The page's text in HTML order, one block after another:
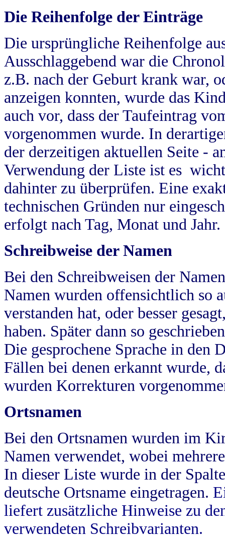
Die Reihenfolge der Einträge
Die ursprüngliche Reihenfolge
Ausschlaggebend war die
z.B. nach der Geburt krank war,
anzeigen konnten, wurde das
auch vor, dass der Taufeintrag
vorgenommen wurde. In
der derzeitigen aktuellen Seite -
Verwendung der Liste ist es
dahinter zu überprüfen. Eine
technischen Gründen nur
erfolgt nach Tag, Monat und Jahr.
Schreibweise der Namen
Bei den Schreibweisen der
Namen wurden offensichtlich so
verstanden hat, oder besser
haben. Später dann so
Die gesprochene Sprache in
Fällen bei denen erkannt wurde,
wurden Korrekturen
Ortsnamen
Bei den Ortsnamen wurden im
Namen verwendet, wobei
In dieser Liste wurde in der
deutsche Ortsname eingetragen.
liefert zusätzliche Hinweise zu
verwendeten Schreibvarianten.